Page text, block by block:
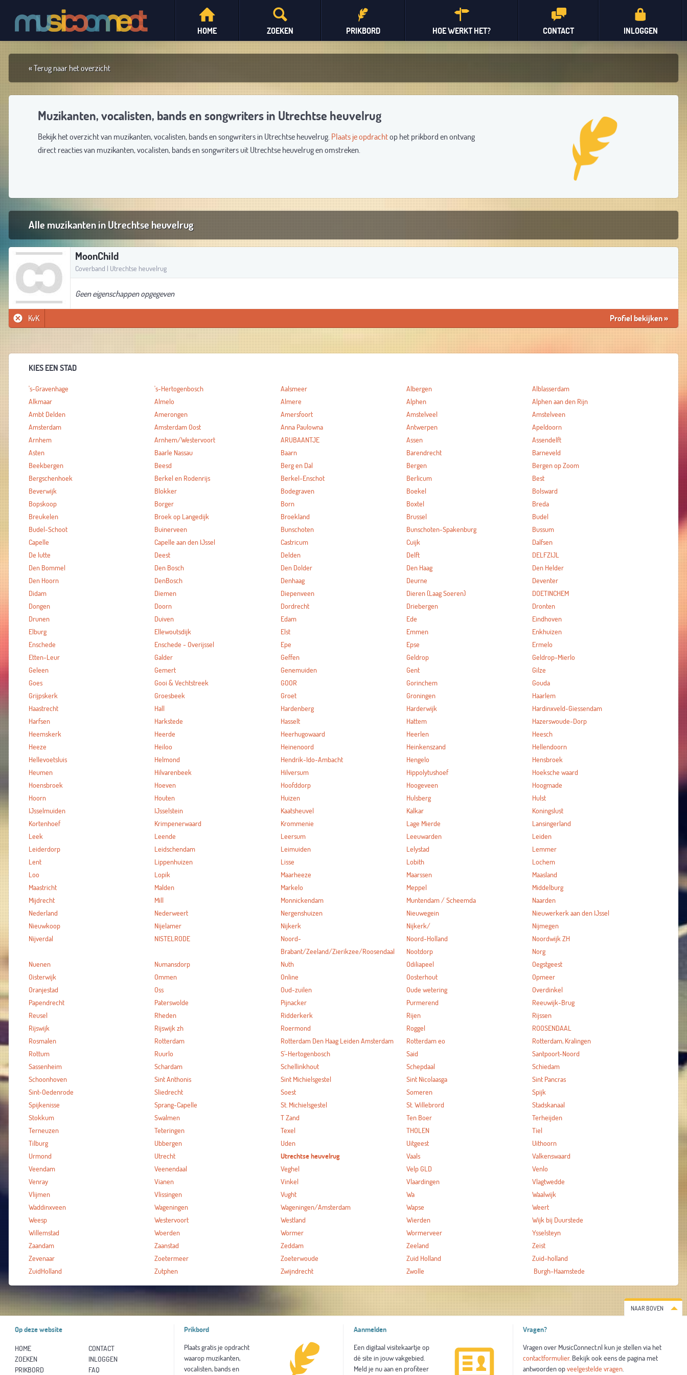
INLOGGEN
CONTACT
HOE WERKT HET?
PRIKBORD
ZOEKEN
HOME
« Terug naar het overzicht
Muzikanten, vocalisten, bands en songwriters in Utrechtse heuvelrug
Bekijk het overzicht van muzikanten, vocalisten, bands en songwriters in Utrechtse heuvelrug. Plaats je opdrachtop het prikbord en ontvang
direct reacties van muzikanten, vocalisten, bands en songwriters uit Utrechtse heuvelrug en omstreken.
Alle muzikanten in Utrechtse heuvelrug
MoonChild
Coverband | Utrechtse heuvelrug
Geen eigenschappen opgegeven
KvK Profiel bekijken»
KIES EEN STAD
's-Gravenhage 's-Hertogenbosch Aalsmeer Albergen
Alblasserdam
Alkmaar
Almelo Almere Alphen
Alphen aan den Rijn
Ambt Delden
Amerongen Amersfoort Amstelveel
Amstelveen
Amsterdam
Amsterdam Oost Anna Paulowna Antwerpen
Apeldoorn
Arnhem
Arnhem/Westervoort ARUBAANTJE Assen
Assendelft
Asten
Baarle Nassau Baarn Barendrecht
Barneveld
Beekbergen
Beesd Berg en Dal Bergen
Bergen op Zoom
Bergschenhoek
Berkel en Rodenrijs Berkel-Enschot Berlicum
Best
Beverwijk
Blokker Bodegraven Boekel
Bolsward
Bopskoop
Borger Born Boxtel
Breda
Breukelen
Broek op Langedijk Broekland Brussel
Budel
Budel-Schoot
Buinerveen Bunschoten Bunschoten-Spakenburg
Bussum
Capelle
Capelle aan den IJssel Castricum Cuijk
Dalfsen
De lutte
Deest Delden Delft
DELFZIJL
Den Bommel
Den Bosch Den Dolder Den Haag
Den Helder
Den Hoorn
DenBosch Denhaag Deurne
Deventer
Didam
Diemen Diepenveen Dieren (Laag Soeren)
DOETINCHEM
Dongen
Doorn Dordrecht Driebergen
Dronten
Drunen
Duiven Edam Ede
Eindhoven
Elburg
Ellewoutsdijk Elst Emmen
Enkhuizen
Enschede
Enschede - Overijssel Epe Epse
Ermelo
Etten-Leur
Galder Geffen Geldrop
Geldrop-Mierlo
Geleen
Gemert Genemuiden Gent
Gilze
Goes
Gooi & Vechtstreek GOOR Gorinchem
Gouda
Grijpskerk
Groesbeek Groet Groningen
Haarlem
Haastrecht
Hall Hardenberg Harderwijk
Hardinxveld-Giessendam
Harfsen
Harkstede Hasselt Hattem
Hazerswoude-Dorp
Heemskerk
Heerde Heerhugowaard Heerlen
Heesch
Heeze
Heiloo Heinenoord Heinkenszand
Hellendoorn
Hellevoetsluis
Helmond Hendrik-Ido-Ambacht Hengelo
Hensbroek
Heumen
Hilvarenbeek Hilversum Hippolytushoef
Hoeksche waard
Hoensbroek
Hoeven Hoofddorp Hoogeveen
Hoogmade
Hoorn
Houten Huizen Hulsberg
Hulst
IJsselmuiden
IJsselstein Kaatsheuvel Kalkar
Koningslust
Kortenhoef
Krimpenerwaard Krommenie Lage Mierde
Lansingerland
Leek
Leende Leersum Leeuwarden
Leiden
Leiderdorp
Leidschendam Leimuiden Lelystad
Lemmer
Lent
Lippenhuizen Lisse Lobith
Lochem
Loo
Lopik Maarheeze Maarssen
Maasland
Maastricht
Malden Markelo Meppel
Middelburg
Mijdrecht
Mill Monnickendam Muntendam / Scheemda
Naarden
Nederland
Nederweert Nergenshuizen Nieuwegein
Nieuwerkerk aan den IJssel
Nieuwkoop
Nijelamer Nijkerk Nijkerk/
Nijmegen
Nijverdal
NISTELRODE
Noord-
Brabant/Zeeland/Zierikzee/Roosendaal
Noord-Holland
Noordwijk ZH
Nootdorp
Norg
Nuenen
Numansdorp Nuth Odiliapeel
Oegstgeest
Oisterwijk
Ommen Online Oosterhout
Opmeer
Oranjestad
Oss Oud-zuilen Oude wetering
Overdinkel
Papendrecht
Paterswolde Pijnacker Purmerend
Reeuwijk-Brug
Reusel
Rheden Ridderkerk Rijen
Rijssen
Rijswijk
Rijswijk zh Roermond Roggel
ROOSENDAAL
Rosmalen
Rotterdam Rotterdam Den Haag Leiden Amsterdam Rotterdam eo
Rotterdam, Kralingen
Rottum
Ruurlo S'-Hertogenbosch Said
Santpoort-Noord
Sassenheim
Schardam Schellinkhout Schepdaal
Schiedam
Schoonhoven
Sint Anthonis Sint Michielsgestel Sint Nicolaasga
Sint Pancras
Sint-Oedenrode
Sliedrecht Soest Someren
Spijk
Spijkenisse
Sprang-Capelle St. Michielsgestel St. Willebrord
Stadskanaal
Stokkum
Swalmen T Zand Ten Boer
Terheijden
Terneuzen
Teteringen Texel THOLEN
Tiel
Tilburg
Ubbergen Uden Uitgeest
Uithoorn
Urmond
Utrecht Utrechtse heuvelrug Vaals
Valkenswaard
Veendam
Veenendaal Veghel Velp GLD
Venlo
Venray
Vianen Vinkel Vlaardingen
Vlagtwedde
Vlijmen
Vlissingen Vught Wa
Waalwijk
Waddinxveen
Wageningen Wageningen/Amsterdam Wapse
Weert
Weesp
Westervoort Westland Wierden
Wijk bij Duurstede
Willemstad
Woerden Wormer Wormerveer
Ysselsteyn
Zaandam
Zaanstad Zeddam Zeeland
Zeist
Zevenaar
Zoetermeer Zoeterwoude Zuid Holland
Zuid-holland
ZuidHolland
Zutphen Zwijndrecht Zwolle Burgh-Haamstede
NAAR BOVEN
Op deze website
HOME
CONTACT
ZOEKEN
INLOGGEN
PRIKBORD
FAQ
Prikbord
Plaats gratis je opdracht
waarop muzikanten,
vocalisten, bands en
Aanmelden
Een digitaal visitekaartje op
dé site in jouw vakgebied.
Meld je nu aan en profiteer
Vragen?
Vragen over MusicConnect.nl kun je stellen via het
contactformulier. Bekijk ook eens de pagina met
antwoorden opveelgestelde vragen.